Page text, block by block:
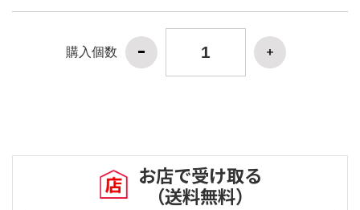
購入個数
お店で受け取る
（送料無料）